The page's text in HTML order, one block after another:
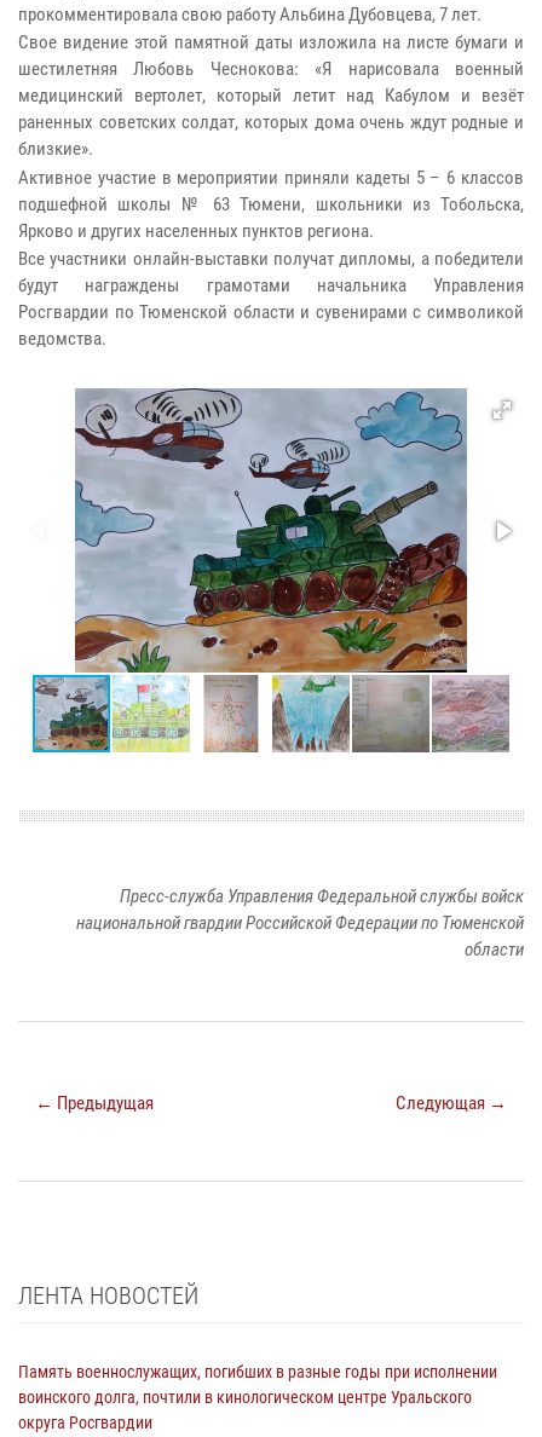
прокомментировала свою работу Альбина Дубовцева, 7 лет.
Свое видение этой памятной даты изложила на листе бумаги и
шестилетняя Любовь Чеснокова: «Я нарисовала военный
медицинский вертолет, который летит над Кабулом и везёт
раненных советских солдат, которых дома очень ждут родные и
близкие».
Активное участие в мероприятии приняли кадеты 5 – 6 классов
подшефной школы № 63 Тюмени, школьники из Тобольска,
Ярково и других населенных пунктов региона.
Все участники онлайн-выставки получат дипломы, а победители
будут награждены грамотами начальника Управления
Росгвардии по Тюменской области и сувенирами с символикой
ведомства.
Пресс-служба Управления Федеральной службы войск
национальной гвардии Российской Федерации по Тюменской
области
← Предыдущая Следующая →
ЛЕНТА НОВОСТЕЙ
Память военнослужащих, погибших в разные годы при исполнении
воинского долга, почтили в кинологическом центре Уральского
округа Росгвардии